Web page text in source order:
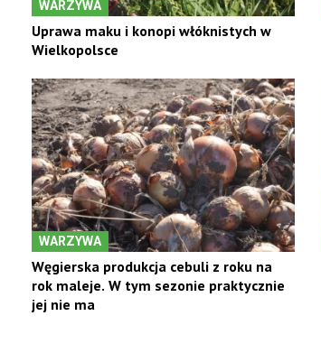
WARZYWA
Uprawa maku i konopi włóknistych w
Wielkopolsce
WARZYWA
Węgierska produkcja cebuli z roku na
rok maleje. W tym sezonie praktycznie
jej nie ma